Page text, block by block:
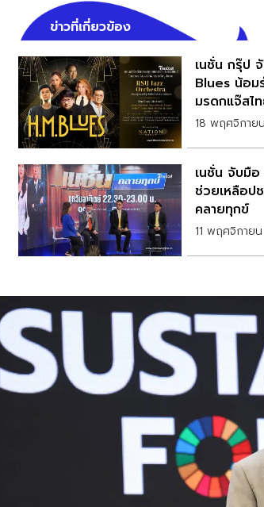
ข่าวที่เกี่ยวข้อง
เนชั่น กรุ๊ป
Blues น้อม
มรดกแจ๊สไ
18 พฤศจิกาย
เนชั่น จับมื
ช่วยเหลือป
คลายทุกข์
11 พฤศจิกาย